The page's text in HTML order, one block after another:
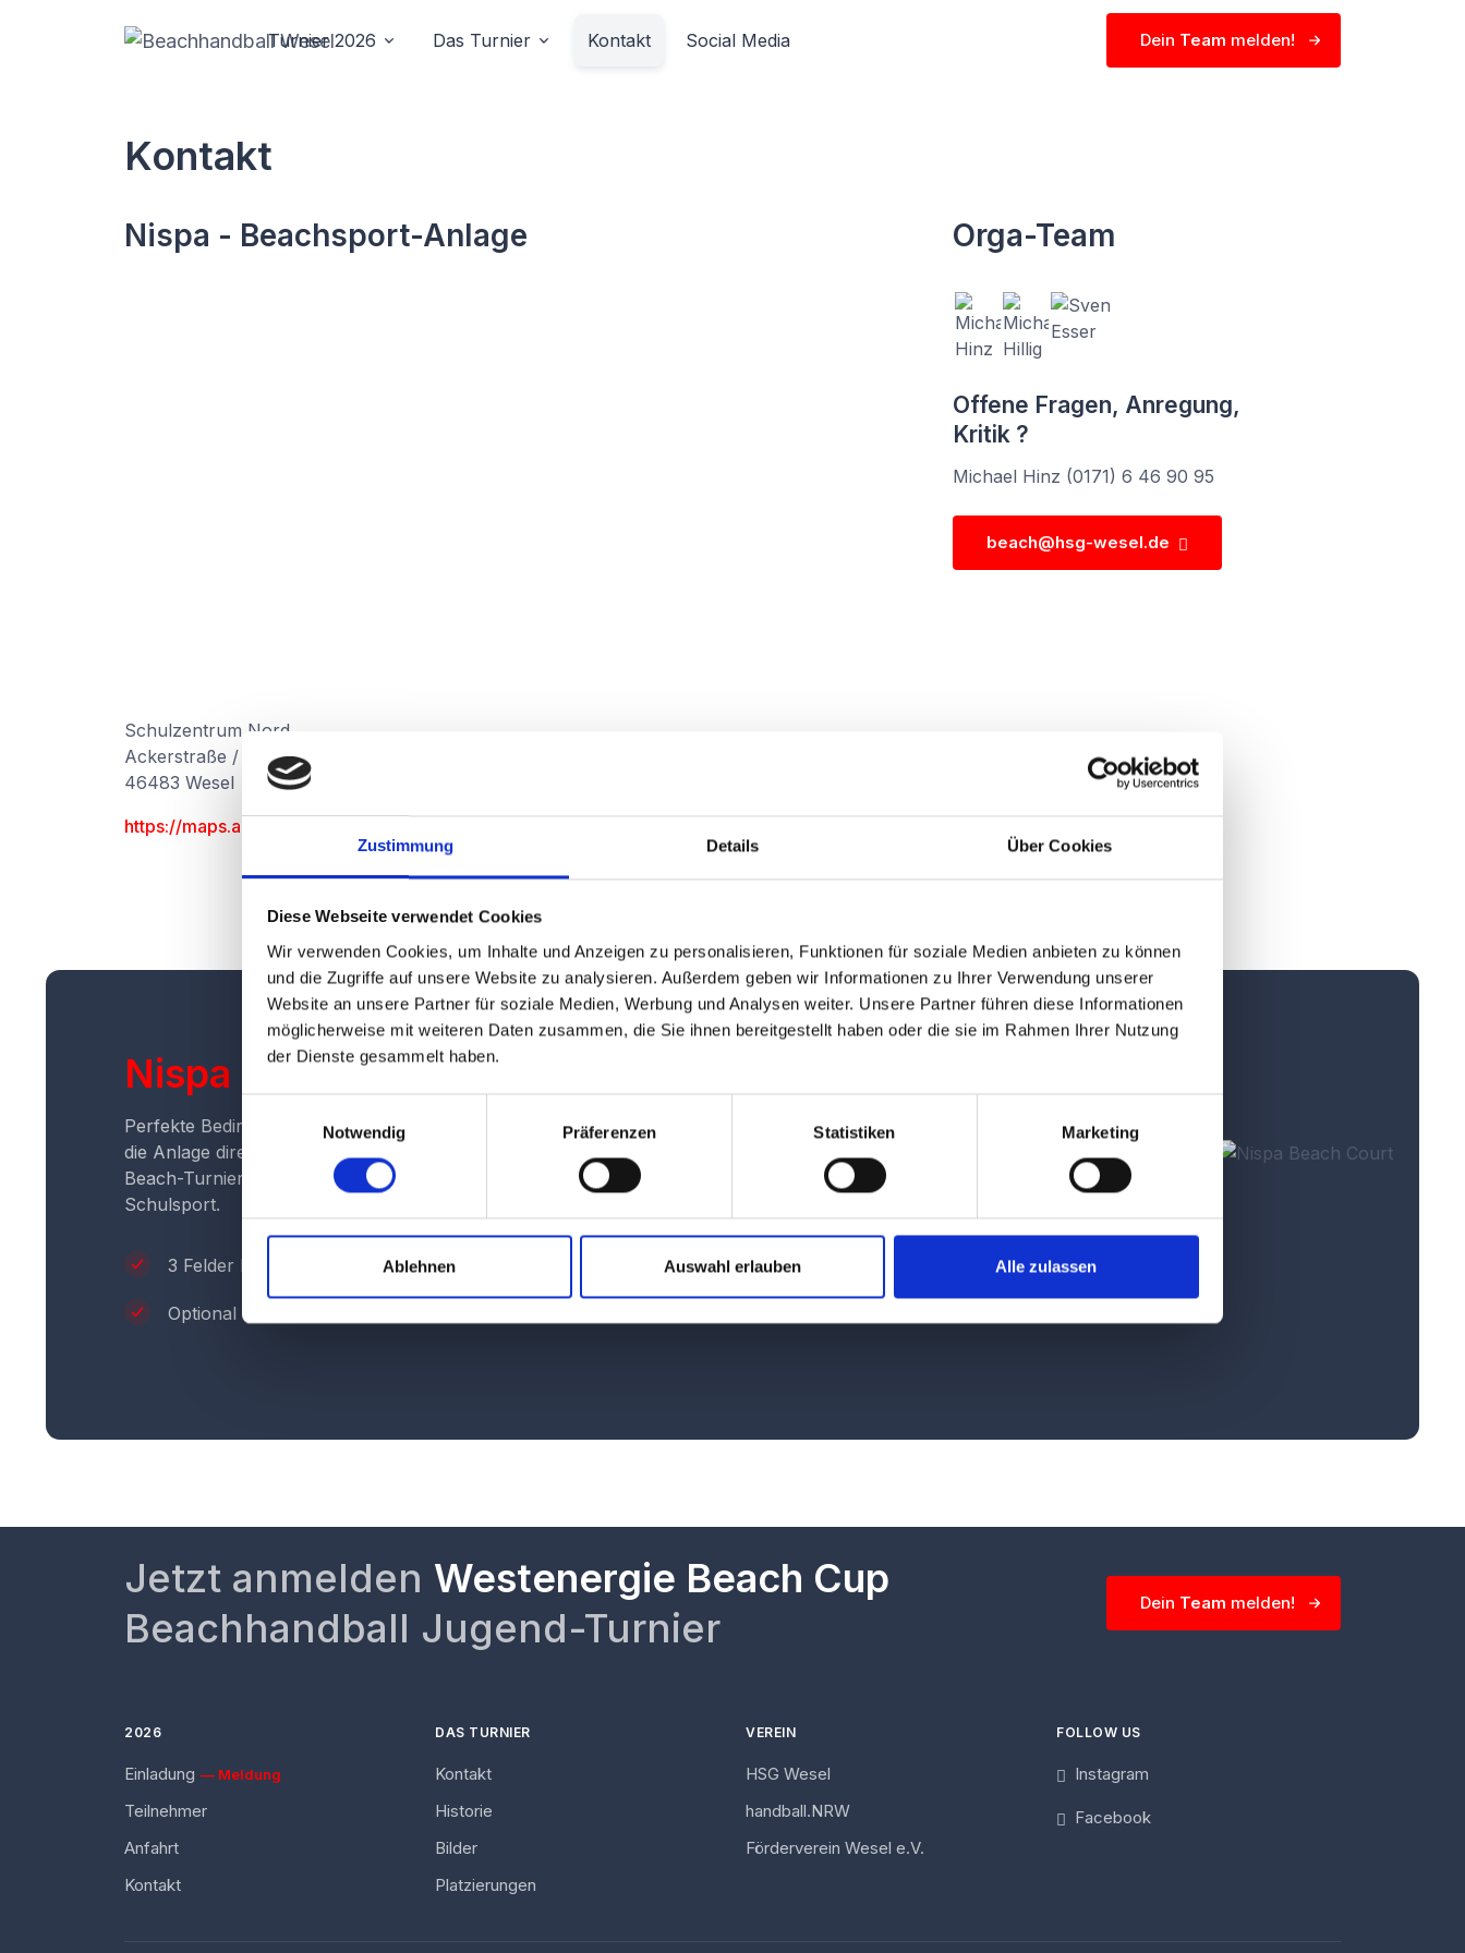
Zustimmung Details Über Cookies
Diese Webseite verwendet Cookies
Wir verwenden Cookies, um Inhalte und Anzeigen zu personalisieren, Funktionen für soziale Medien anbieten zu können
und die Zugriffe auf unsere Website zu analysieren. Außerdem geben wir Informationen zu Ihrer Verwendung unserer
Website an unsere Partner für soziale Medien, Werbung und Analysen weiter. Unsere Partner führen diese Informationen
möglicherweise mit weiteren Daten zusammen, die Sie ihnen bereitgestellt haben oder die sie im Rahmen Ihrer Nutzung
der Dienste gesammelt haben.
Notwendig
Präferenzen Statistiken Marketing
Ablehnen Auswahl erlauben Alle zulassen
Turnier 2026 Das Turnier Kontakt Social Media Dein Team melden!
Kontakt
Nispa - Beachsport-Anlage
Schulzentrum Nord
Ackerstraße / Barthel-Bruyn-Weg 52
46483 Wesel
https://maps.app.goo.gl/1gyFyFpPfxzD41L29
Orga-Team
Offene Fragen, Anregung,
Kritik ?
Michael Hinz (0171) 6 46 90 95
beach@hsg-wesel.de
Nispa - Beach Court
Perfekte Bedingungen für alle Beachsport-Arten bietet
die Anlage direkt am Schulzentrum Nord. Ob für das
Beach-Turnier, Training der HSG Wesel oder
Schulsport.
3 Felder Handball, Soccer
Optional Beach-Volleyball
Jetzt anmelden Westenergie Beach Cup
Beachhandball Jugend-Turnier
Dein Team melden!
2026
Einladung — Meldung
Teilnehmer
Anfahrt
Kontakt
DAS TURNIER
Kontakt
Historie
Bilder
Platzierungen
VEREIN
HSG Wesel
handball.NRW
Förderverein Wesel e.V.
FOLLOW US
Instagram
Facebook